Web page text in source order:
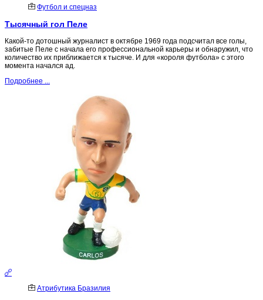
Футбол и спецназ
Тысячный гол Пеле
Какой-то дотошный журналист в октябре 1969 года подсчитал все голы,
забитые Пеле с начала его профессиональной карьеры и обнаружил, что
количество их приближается к тысяче. И для «короля футбола» с этого
момента начался ад.
Подробнее ...
Атрибутика Бразилия